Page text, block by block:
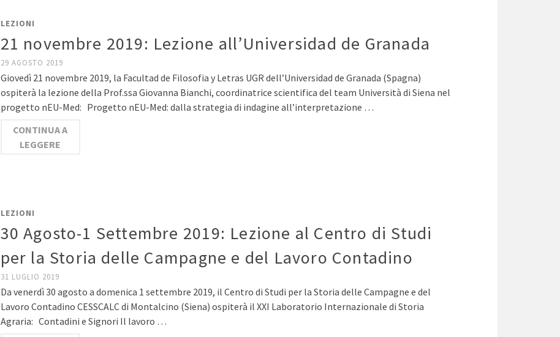
LEZIONI
21 novembre 2019: Lezione all’Universidad de Granada
29 AGOSTO 2019
Giovedì 21 novembre 2019, la Facultad de Filosofia y Letras UGR dell’Universidad de Granada (Spagna)
ospiterà la lezione della Prof.ssa Giovanna Bianchi, coordinatrice scientifica del team Università di Siena nel
progetto nEU-Med: Progetto nEU-Med: dalla strategia di indagine all’interpretazione …
CONTINUA A
LEGGERE
LEZIONI
30 Agosto-1 Settembre 2019: Lezione al Centro di Studi
per la Storia delle Campagne e del Lavoro Contadino
31 LUGLIO 2019
Da venerdì 30 agosto a domenica 1 settembre 2019, il Centro di Studi per la Storia delle Campagne e del
Lavoro Contadino CESSCALC di Montalcino (Siena) ospiterà il XXI Laboratorio Internazionale di Storia
Agraria: Contadini e Signori Il lavoro …